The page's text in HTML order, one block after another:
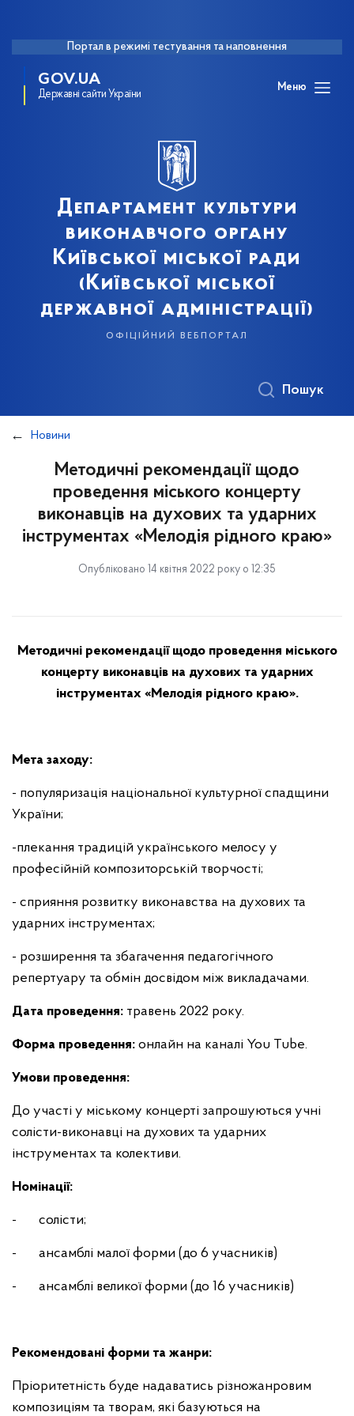
Портал в режимі тестування та наповнення
GOV.UA
Державні сайти України
Меню
Департамент культури
виконавчого органу
Київської міської ради
(Київської міської
державної адміністрації)
офіційний вебпортал
Пошук
Новини
Методичні рекомендації щодо
проведення міського концерту
виконавців на духових та ударних
інструментах «Мелодія рідного краю»
Опубліковано 14 квітня 2022 року о 12:35
Методичні рекомендації щодо проведення міського
концерту виконавців на духових та ударних
інструментах «Мелодія рідного краю».
Мета заходу:
- популяризація національної культурної спадщини
України;
-плекання традицій українського мелосу у
професійній композиторській творчості;
- сприяння розвитку виконавства на духових та
ударних інструментах;
- розширення та збагачення педагогічного
репертуару та обмін досвідом між викладачами.
Дата проведення: травень 2022 року.
Форма проведення: онлайн на каналі You Tube.
Умови проведення:
До участі у міському концерті запрошуються учні
солісти-виконавці на духових та ударних
інструментах та колективи.
Номінації:
- солісти;
- ансамблі малої форми (до 6 учасників)
- ансамблі великої форми (до 16 учасників)
Рекомендовані форми та жанри:
Пріоритетність буде надаватись різножанровим
композиціям та творам, які базуються на